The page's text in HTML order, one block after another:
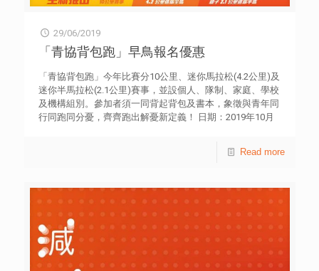
任「燃亮人生師友計劃」的導師，與得獎同學同行，協助得
一位得獎者鈺儀，因需照顧突然中風及抑鬱症復發的母親，
同時要兼顧學業，實在倍感壓力。為了入讀喜歡的選修科，
成績稍遜的她加倍努力，終取得閱讀卷的第一名，可惜卻引
來同學及老師的質疑及言語侮辱。然而，憑藉鈺儀不屈的精
神及信仰支持，最終考取好成績，選取自己喜愛的科目。鈺
儀希望將來成為一位作家，透過四處遊歷，增廣見聞，用文
字展現內心世界。 另一位得獎者安多妮生於巴基斯坦，輾
適應困難重重。數年前安多妮的父親患了腎病，更令家中經
標，期望日後成為一位數學老師，為香港作出貢獻。 同樣
獲獎的殷齡，自小患上羅素西弗氏症(Silver-Russell
Syndrome)，生長發育遲緩，肌肉發展異於常人。由於身材
矮小，殷齡自信心低落，常介意別人取笑自己。小學時期，
29/06/2019
「青協背包跑」早鳥報名優惠
「青協背包跑」今年比賽分10公里、迷你馬拉松(4.2公里)及
迷你半馬拉松(2.1公里)賽事，並設個人、隊制、家庭、學校
及機構組別。參加者須一同背起背包及書本，象徵與青年同
行同跑同分憂，齊齊跑出解憂新定義！ 日期：2019年10月
等等。當日出席的參賽者可參與活動後的有獎問答遊戲，有
動所籌得的款項，將用於本會「青少年全健精神科資助計
劃」，支援有需要青年及早接受精神科診治。 早鳥優惠截止
日期：2019年7月21日 (星期日) 中午12時
Read more